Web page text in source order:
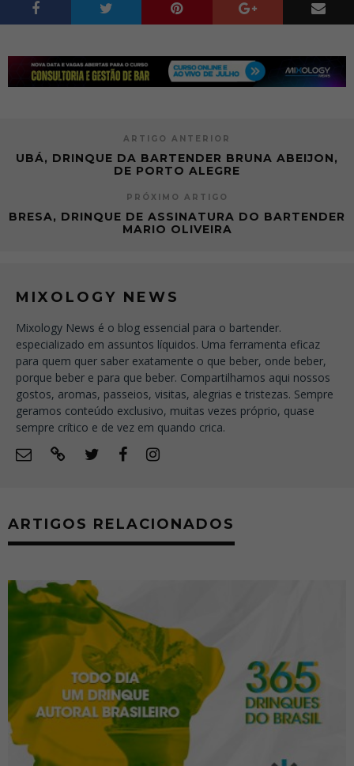
ARTIGO ANTERIOR
UBÁ, DRINQUE DA BARTENDER BRUNA ABEIJON,
DE PORTO ALEGRE
PRÓXIMO ARTIGO
BRESA, DRINQUE DE ASSINATURA DO BARTENDER
MARIO OLIVEIRA
MIXOLOGY NEWS
Mixology News é o blog essencial para o bartender.
especializado em assuntos líquidos. Uma ferramenta eficaz
para quem quer saber exatamente o que beber, onde beber,
porque beber e para que beber. Compartilhamos aqui nossos
gostos, aromas, passeios, visitas, alegrias e tristezas. Sempre
geramos conteúdo exclusivo, muitas vezes próprio, quase
sempre crítico e de vez em quando crica.
ARTIGOS RELACIONADOS